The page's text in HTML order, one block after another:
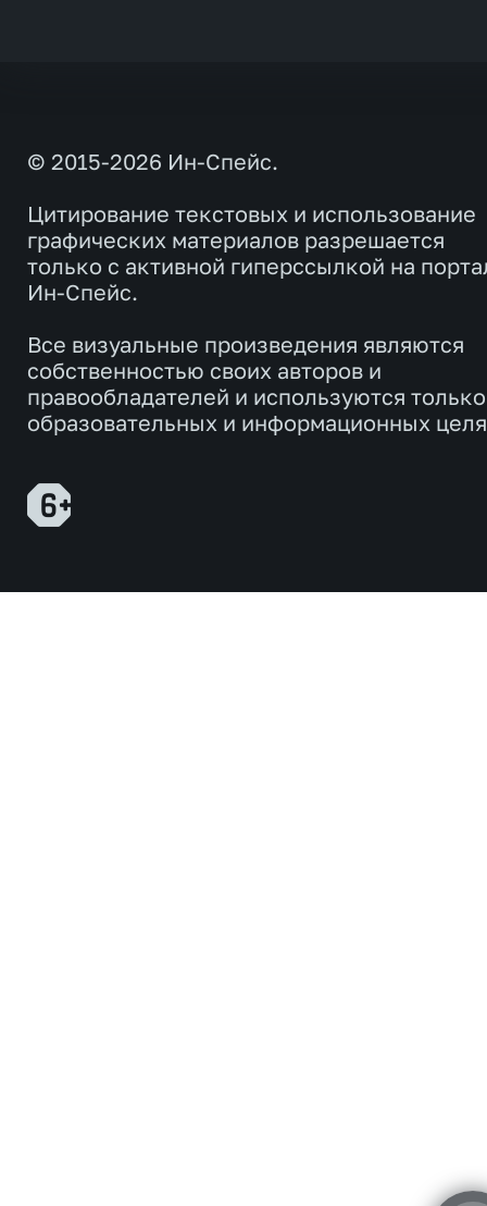
© 2015-2026 Ин-Спейс.
Цитирование текстовых и использование
графических материалов разрешается
только с активной гиперссылкой на
Ин-Спейс.
Все визуальные произведения являются
собственностью своих авторов и
правообладателей и используются
образовательных и информационных